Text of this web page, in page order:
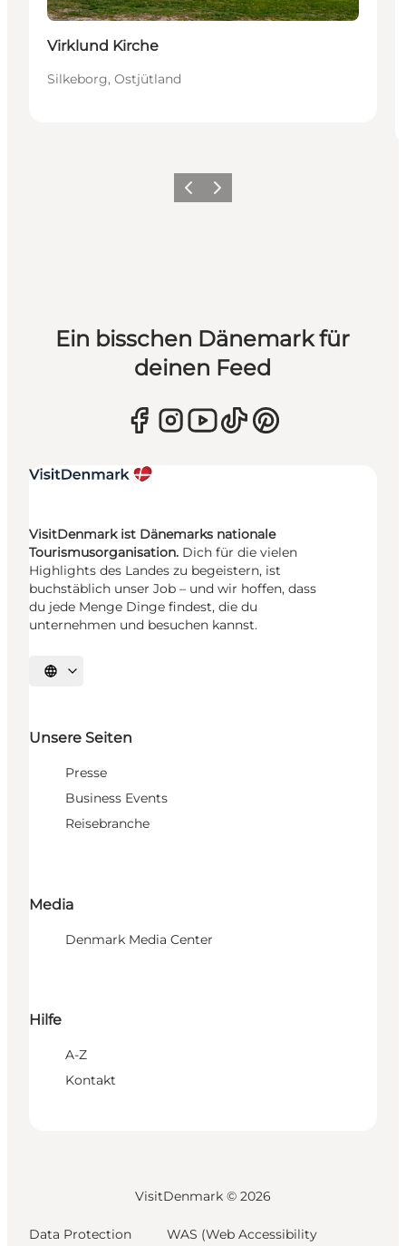
Virklund Kirche
Silkeborg, Ostjütland
ZurückWeiter
Ein bisschen Dänemark für
deinen Feed
VisitDenmark ist Dänemarks nationale
Tourismusorganisation. Dich für die vielen
Highlights des Landes zu begeistern, ist
buchstäblich unser Job – und wir hoffen, dass
du jede Menge Dinge findest, die du
unternehmen und besuchen kannst.
Sprache auswählen
Unsere Seiten
Presse
Business Events
Reisebranche
Media
Denmark Media Center
Hilfe
A-Z
Kontakt
VisitDenmark © 2026
Data Protection
WAS (Web Accessibility